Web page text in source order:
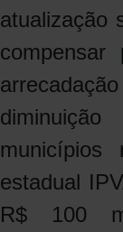
atualização
compensar
estadual
R$ 100